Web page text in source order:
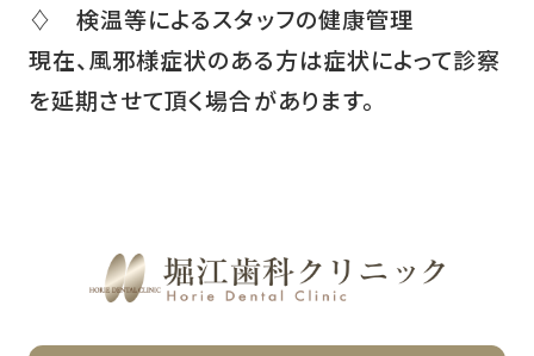
♢ 検温等によるスタッフの健康管理
現在、風邪様症状のある方は症状によって診察
を延期させて頂く場合があります。